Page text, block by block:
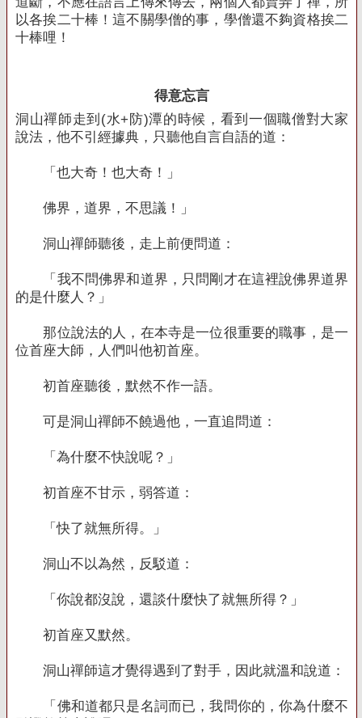
以各挨二十棒！這不關學僧的事，學僧還不夠資格挨二
十棒哩！
得意忘言
洞山禪師走到 (水+ 防)潭的時候，看到一個職僧對大家
說法，他不引經據典，只聽他自言自語的道：
「也大奇！也大奇！」
佛界，道界，不思議！」
洞山禪師聽後，走上前便問道：
「我不問佛界和道界，只問剛才在這裡說佛界道界
的是什麼人？」
那位說法的人，在本寺是一位很重要的職事，是一
位首座大師，人們叫他初首座。
初首座聽後，默然不作一語。
可是洞山禪師不饒過他，一直追問道：
「為什麼不快說呢？」
初首座不甘示，弱答道：
「快了就無所得。」
洞山不以為然，反駁道：
「你說都沒說，還談什麼快了就無所得？」
初首座又默然。
洞山禪師這才覺得遇到了對手，因此就溫和說道：
「佛和道都只是名詞而已，我問你的，你為什麼不